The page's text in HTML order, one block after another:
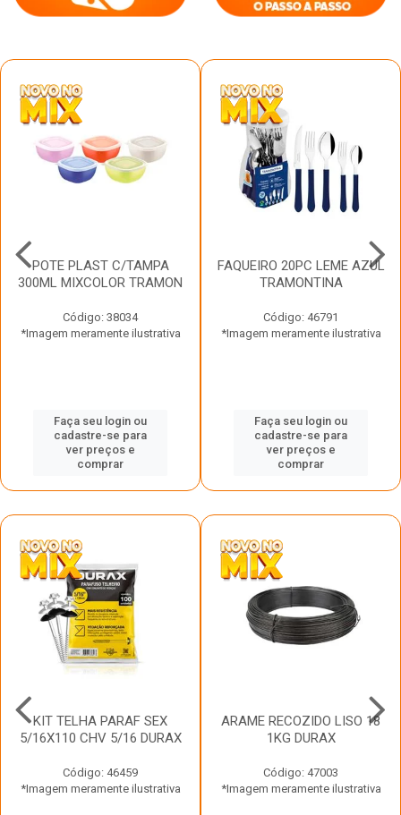
POTE PLAST C/TAMPA
300ML MIXCOLOR TRAMON
Código: 38034
*Imagem meramente ilustrativa
Faça seu login ou
cadastre-se para
ver preços e
comprar
FAQUEIRO 20PC LEME AZUL
TRAMONTINA
Código: 46791
*Imagem meramente ilustrativa
Faça seu login ou
cadastre-se para
ver preços e
comprar
KIT TELHA PARAF SEX
5/16X110 CHV 5/16 DURAX
Código: 46459
*Imagem meramente ilustrativa
ARAME RECOZIDO LISO 18
1KG DURAX
Código: 47003
*Imagem meramente ilustrativa